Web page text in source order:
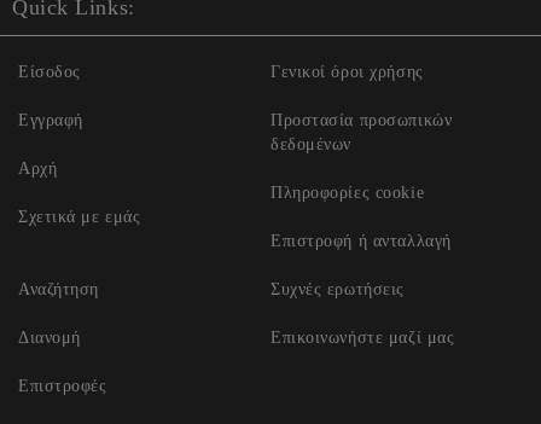
Quick Links:
Είσοδος
Εγγραφή
Αρχή
Σχετικά με εμάς
Γενικοί όροι χρήσης
Προστασία προσωπικών
δεδομένων
Πληροφορίες cookie
Επιστροφή ή ανταλλαγή
Αναζήτηση
Διανομή
Επιστροφές
Συχνές ερωτήσεις
Επικοινωνήστε μαζί μας